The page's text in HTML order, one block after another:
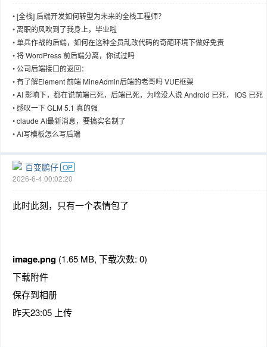
•[全栈] 后端开发如何转型为未来的全栈工程师？
•离职的风吹到了我身上，毕业啦
•单兵作战的后端，如何在这种全员乱改代码的奇葩环境下做好免责
•将 WordPress 前后端分离，你试过吗
•公司后端接口的返回：
•有了解Element 前端 MineAdmin后端的老哥吗 VUE框架
•AI 影响下，都在说前端已死，后端已死，为啥没人说 Android 已死， IOS 已死
•感叹一下 GLM 5.1 真的强
•claude AI最新消息，要搞实名制了
•AI写模板怎么写后端
百变鹏仔 OP
2026-6-4 00:02:20
此时此刻，只有一个表情包了
image.png (1.65 MB, 下载次数: 0)
下载附件
保存到相册
昨天23:05 上传